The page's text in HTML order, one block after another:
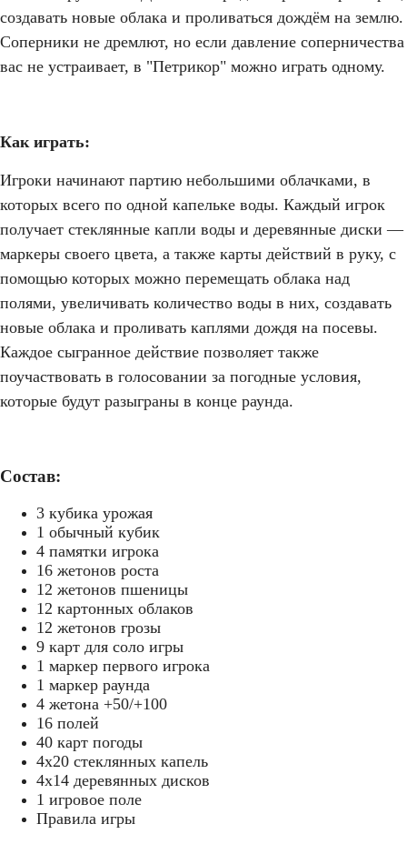
создавать новые облака и проливаться дождём на землю.
Соперники не дремлют, но если давление соперничества
вас не устраивает, в "Петрикор" можно играть одному.
Как играть:
Игроки начинают партию небольшими облачками, в
которых всего по одной капельке воды. Каждый игрок
получает стеклянные капли воды и деревянные диски —
маркеры своего цвета, а также карты действий в руку, с
помощью которых можно перемещать облака над
полями, увеличивать количество воды в них, создавать
новые облака и проливать каплями дождя на посевы.
Каждое сыгранное действие позволяет также
поучаствовать в голосовании за погодные условия,
которые будут разыграны в конце раунда.
Состав:
3 кубика урожая
1 обычный кубик
4 памятки игрока
16 жетонов роста
12 жетонов пшеницы
12 картонных облаков
12 жетонов грозы
9 карт для соло игры
1 маркер первого игрока
1 маркер раунда
4 жетона +50/+100
16 полей
40 карт погоды
4х20 стеклянных капель
4х14 деревянных дисков
1 игровое поле
Правила игры